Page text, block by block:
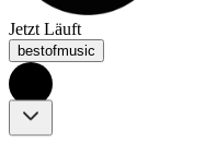
Jetzt Läuft
bestofmusic